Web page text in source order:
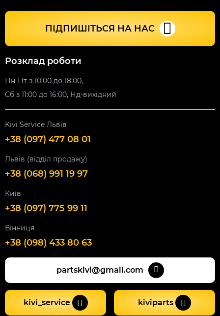
ПІДПИШІТЬСЯ НА НАС
Розклад роботи
Пн-Пт з 10:00 до 18:00,
Сб з 11:00 до 16:00, Нд-вихідний
Kivi Service Львів
+38 (097) 477 08 01
Львів (відділ продажу)
+38 (068) 991 19 97
Київ
+38 (097) 775 99 11
Вінниця
+38 (098) 433 80 63
partskivi@gmail.com
kivi_service kiviparts